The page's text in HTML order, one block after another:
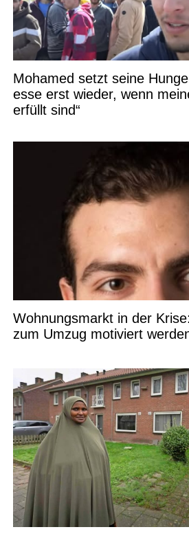
Mohamed setzt seine
esse erst wieder, wenn
erfüllt sind“
Wohnungsmarkt in der
zum Umzug motiviert